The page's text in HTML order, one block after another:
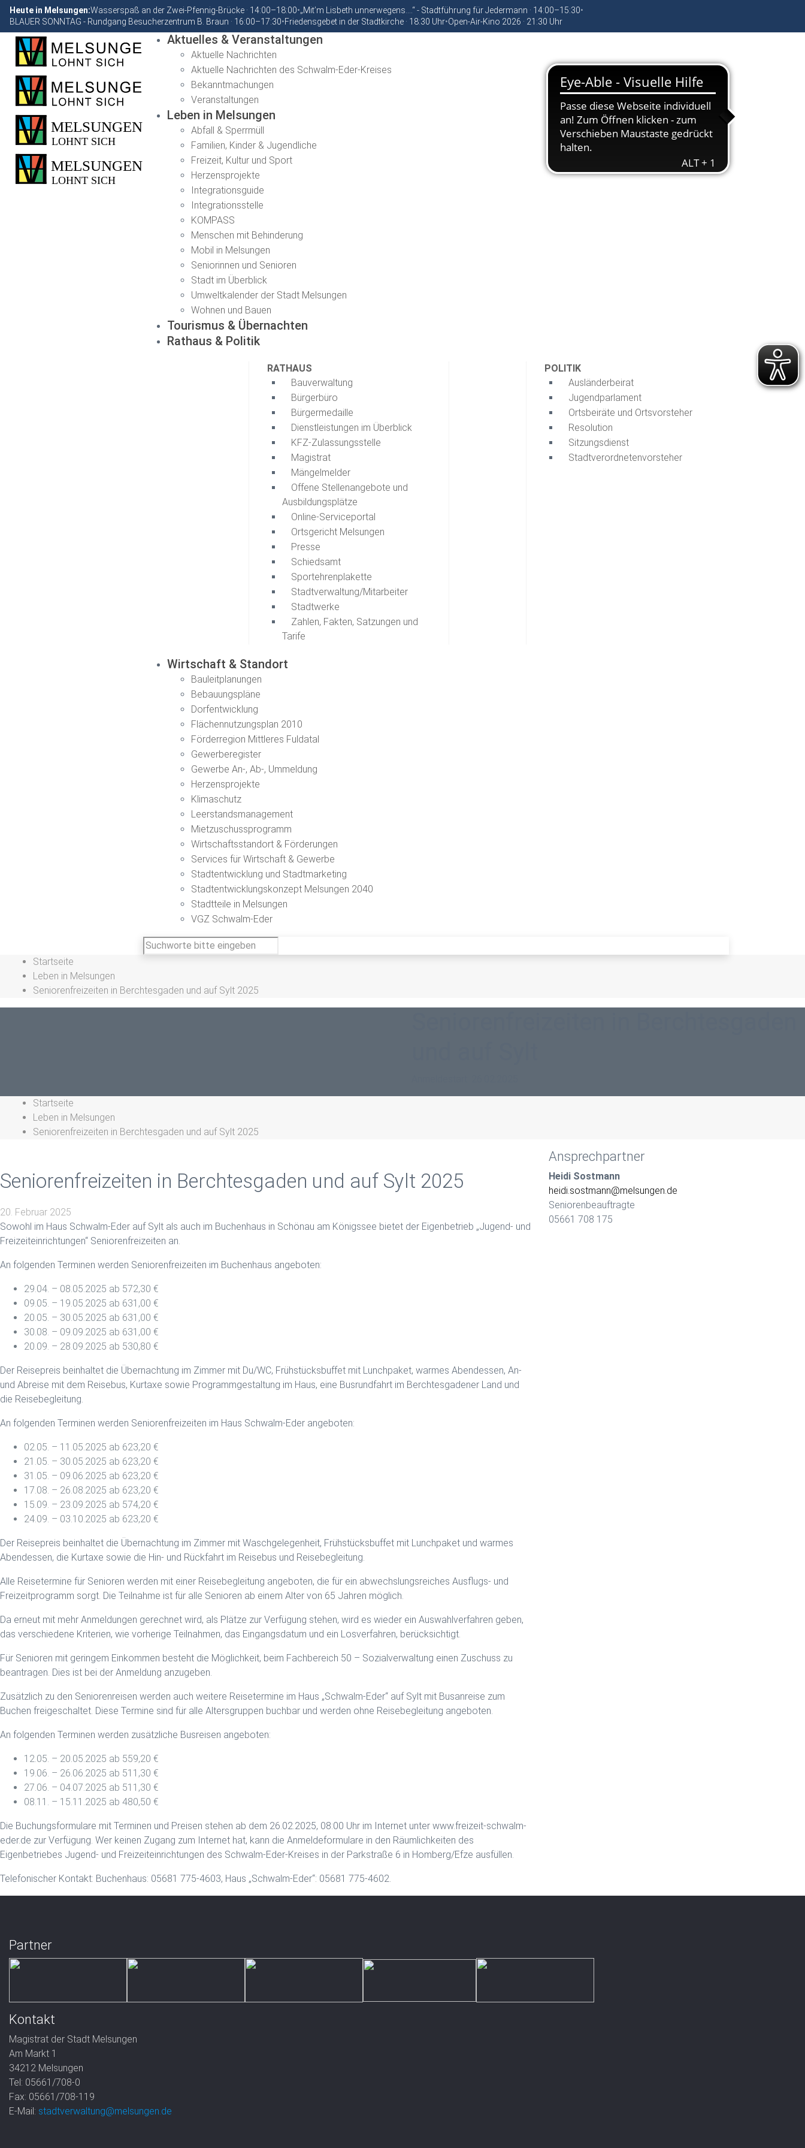
Heute in Melsungen:Wasserspaß an der Zwei-Pfennig-Brücke · 14:00–18:00•„Mit’m Lisbeth unnerwegens….“ - Stadtführung für Jedermann · 14:00–15:30•
BLAUER SONNTAG - Rundgang Besucherzentrum B. Braun · 16:00–17:30•Friedensgebet in der Stadtkirche · 18:30 Uhr•Open-Air-Kino 2026 · 21:30 Uhr
Aktuelles & Veranstaltungen
Aktuelle Nachrichten
Aktuelle Nachrichten des Schwalm-Eder-Kreises
Bekanntmachungen
Veranstaltungen
Leben in Melsungen
Abfall & Sperrmüll
Familien, Kinder & Jugendliche
Freizeit, Kultur und Sport
Herzensprojekte
Integrationsguide
Integrationsstelle
KOMPASS
Menschen mit Behinderung
Mobil in Melsungen
Seniorinnen und Senioren
Stadt im Überblick
Umweltkalender der Stadt Melsungen
Wohnen und Bauen
Tourismus & Übernachten
Rathaus & Politik
RATHAUS
Bauverwaltung
Bürgerbüro
Bürgermedaille
Dienstleistungen im Überblick
KFZ-Zulassungsstelle
Magistrat
Mängelmelder
Offene Stellenangebote und
Ausbildungsplätze
Online-Serviceportal
Ortsgericht Melsungen
Presse
Schiedsamt
Sportehrenplakette
Stadtverwaltung/Mitarbeiter
Stadtwerke
Zahlen, Fakten, Satzungen und
Tarife
POLITIK
Ausländerbeirat
Jugendparlament
Ortsbeiräte und Ortsvorsteher
Resolution
Sitzungsdienst
Stadtverordnetenvorsteher
Wirtschaft & Standort
Bauleitplanungen
Bebauungspläne
Dorfentwicklung
Flächennutzungsplan 2010
Förderregion Mittleres Fuldatal
Gewerberegister
Gewerbe An-, Ab-, Ummeldung
Herzensprojekte
Klimaschutz
Leerstandsmanagement
Mietzuschussprogramm
Wirtschaftsstandort & Förderungen
Services für Wirtschaft & Gewerbe
Stadtentwicklung und Stadtmarketing
Stadtentwicklungskonzept Melsungen 2040
Stadtteile in Melsungen
VGZ Schwalm-Eder
Startseite
Leben in Melsungen
Seniorenfreizeiten in Berchtesgaden und auf Sylt 2025
Startseite
Leben in Melsungen
Seniorenfreizeiten in Berchtesgaden und auf Sylt 2025
Seniorenfreizeiten in Berchtesgaden und auf Sylt 2025
20. Februar 2025
Sowohl im Haus Schwalm-Eder auf Sylt als auch im Buchenhaus in Schönau am Königssee bietet der Eigenbetrieb „Jugend- und
Freizeiteinrichtungen“ Seniorenfreizeiten an.
An folgenden Terminen werden Seniorenfreizeiten im Buchenhaus angeboten:
29.04. – 08.05.2025 ab 572,30 €
09.05. – 19.05.2025 ab 631,00 €
20.05. – 30.05.2025 ab 631,00 €
30.08. – 09.09.2025 ab 631,00 €
20.09. – 28.09.2025 ab 530,80 €
Der Reisepreis beinhaltet die Übernachtung im Zimmer mit Du/WC, Frühstücksbuffet mit Lunchpaket, warmes Abendessen, An-
und Abreise mit dem Reisebus, Kurtaxe sowie Programmgestaltung im Haus, eine Busrundfahrt im Berchtesgadener Land und
die Reisebegleitung.
An folgenden Terminen werden Seniorenfreizeiten im Haus Schwalm-Eder angeboten:
02.05. – 11.05.2025 ab 623,20 €
21.05. – 30.05.2025 ab 623,20 €
31.05. – 09.06.2025 ab 623,20 €
17.08. – 26.08.2025 ab 623,20 €
15.09. – 23.09.2025 ab 574,20 €
24.09. – 03.10.2025 ab 623,20 €
Der Reisepreis beinhaltet die Übernachtung im Zimmer mit Waschgelegenheit, Frühstücksbuffet mit Lunchpaket und warmes
Abendessen, die Kurtaxe sowie die Hin- und Rückfahrt im Reisebus und Reisebegleitung.
Alle Reisetermine für Senioren werden mit einer Reisebegleitung angeboten, die für ein abwechslungsreiches Ausflugs- und
Freizeitprogramm sorgt. Die Teilnahme ist für alle Senioren ab einem Alter von 65 Jahren möglich.
Da erneut mit mehr Anmeldungen gerechnet wird, als Plätze zur Verfügung stehen, wird es wieder ein Auswahlverfahren geben,
das verschiedene Kriterien, wie vorherige Teilnahmen, das Eingangsdatum und ein Losverfahren, berücksichtigt.
Für Senioren mit geringem Einkommen besteht die Möglichkeit, beim Fachbereich 50 – Sozialverwaltung einen Zuschuss zu
beantragen. Dies ist bei der Anmeldung anzugeben.
Zusätzlich zu den Seniorenreisen werden auch weitere Reisetermine im Haus „Schwalm-Eder“ auf Sylt mit Busanreise zum
Buchen freigeschaltet. Diese Termine sind für alle Altersgruppen buchbar und werden ohne Reisebegleitung angeboten.
An folgenden Terminen werden zusätzliche Busreisen angeboten:
12.05. – 20.05.2025 ab 559,20 €
19.06. – 26.06.2025 ab 511,30 €
27.06. – 04.07.2025 ab 511,30 €
08.11. – 15.11.2025 ab 480,50 €
Die Buchungsformulare mit Terminen und Preisen stehen ab dem 26.02.2025, 08:00 Uhr im Internet unter www.freizeit-schwalm-
eder.de zur Verfügung. Wer keinen Zugang zum Internet hat, kann die Anmeldeformulare in den Räumlichkeiten des
Eigenbetriebes Jugend- und Freizeiteinrichtungen des Schwalm-Eder-Kreises in der Parkstraße 6 in Homberg/Efze ausfüllen.
Telefonischer Kontakt: Buchenhaus: 05681 775-4603, Haus „Schwalm-Eder“: 05681 775-4602.
Ansprechpartner
Heidi Sostmann
heidi.sostmann@melsungen.de
Seniorenbeauftragte
05661 708 175
Partner
Kontakt
Magistrat der Stadt Melsungen
Am Markt 1
34212 Melsungen
Tel: 05661/708-0
Fax: 05661/708-119
E-Mail: stadtverwaltung@melsungen.de